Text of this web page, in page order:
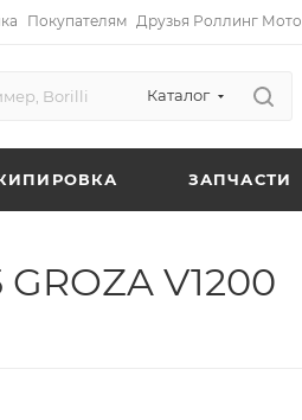
Покупателям Друзья Роллинг Мото
Каталог
ЗАПЧАСТИ
V1200